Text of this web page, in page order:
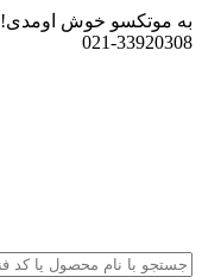
به موتکسو خوش اومدی!
021-33920308